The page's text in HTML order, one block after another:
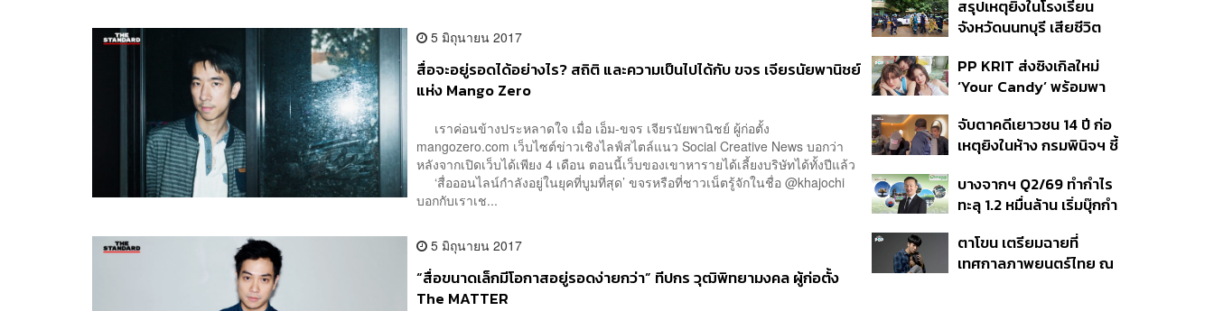
5 มิถุนายน 2017
สื่อจะอยู่รอดได้อย่างไร? สถิติ และความเป็นไปได้กับ ขจร เจียรนัยพานิชย์
แห่ง Mango Zero
เราค่อนข้างประหลาดใจ เมื่อ เอ็ม-ขจร เจียรนัยพานิชย์ ผู้ก่อตั้ง
mangozero.com เว็บไซต์ข่าวเชิงไลฟ์สไตล์แนว Social Creative News บอกว่า
หลังจากเปิดเว็บได้เพียง 4 เดือน ตอนนี้เว็บของเขาหารายได้เลี้ยงบริษัทได้ทั้งปีแล้ว
‘สื่อออนไลน์กำลังอยู่ในยุคที่บูมที่สุด’ ขจรหรือที่ชาวเน็ตรู้จักในชื่อ @khajochi
บอกกับเราเช...
5 มิถุนายน 2017
“สื่อขนาดเล็กมีโอกาสอยู่รอดง่ายกว่า” ทีปกร วุฒิพิทยามงคล ผู้ก่อตั้ง
The MATTER
ที่ดิน เคลียร์ใบอนุญาต
โรงแรมค้าง 7 ปี
สรุปเหตุยิงในโรงเรียน
จังหวัดนนทบุรี เสียชีวิต
ปมค้นประวัติคดีกราดยิงที่
สหรัฐฯ
PP KRIT ส่งซิงเกิลใหม่
‘Your Candy’ พร้อมพา
สิกวิดีโอ
จับตาคดีเยาวชน 14 ปี ก่อ
เหตุยิงในห้าง กรมพินิจฯ ชี้
เนื่อง ประเมินปล่อยตัว
บางจากฯ Q2/69 ทำกำไร
ทะลุ 1.2 หมื่นล้าน เริ่มบุ๊กกำ
แรก หนุนรายได้ครึ่งปีทะลุ
3.2 แสนล้าน
ตาโขน เตรียมฉายที่
เทศกาลภาพยนตร์ไทย ณ